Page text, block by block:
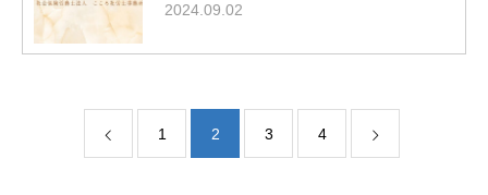
2024.09.02
1 2 3 4
TEL:072-646-8954